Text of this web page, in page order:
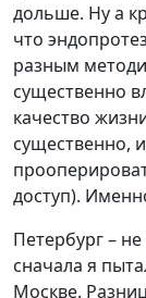
дольше. Ну а
что
разным
существенно
качество
существенно,
доступ).
Петербург –
сначала я
Москве.